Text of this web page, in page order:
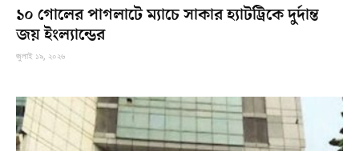
১০ গোলের পাগলাটে ম্যাচে সাকার হ্যাটট্রিকে দুর্দান্ত
জয় ইংল্যান্ডের
জুলাই ১৯, ২০২৬